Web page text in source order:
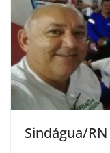
Sindágua/RN